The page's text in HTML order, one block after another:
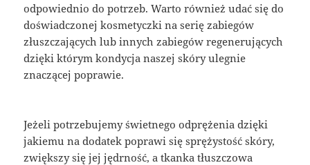
odpowiednio do potrzeb. Warto również udać się do
doświadczonej kosmetyczki na serię zabiegów
złuszczających lub innych zabiegów regenerujących
dzięki którym kondycja naszej skóry ulegnie
znaczącej poprawie.
Jeżeli potrzebujemy świetnego odprężenia dzięki
jakiemu na dodatek poprawi się sprężystość skóry,
zwiększy się jej jędrność, a tkanka tłuszczowa